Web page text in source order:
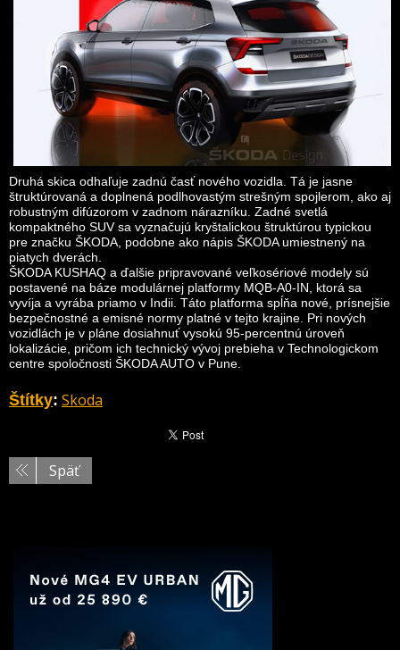
Druhá skica odhaľuje zadnú časť nového vozidla. Tá je jasne
štruktúrovaná a doplnená podlhovastým strešným spojlerom, ako aj
robustným difúzorom v zadnom nárazníku. Zadné svetlá
kompaktného SUV sa vyznačujú kryštalickou štruktúrou typickou
pre značku ŠKODA, podobne ako nápis ŠKODA umiestnený na
piatych dverách.
ŠKODA KUSHAQ a ďalšie pripravované veľkosériové modely sú
postavené na báze modulárnej platformy MQB-A0-IN, ktorá sa
vyvíja a vyrába priamo v Indii. Táto platforma spĺňa nové, prísnejšie
bezpečnostné a emisné normy platné v tejto krajine. Pri nových
vozidlách je v pláne dosiahnuť vysokú 95-percentnú úroveň
lokalizácie, pričom ich technický vývoj prebieha v Technologickom
centre spoločnosti ŠKODA AUTO v Pune.
Štítky: Skoda
Späť